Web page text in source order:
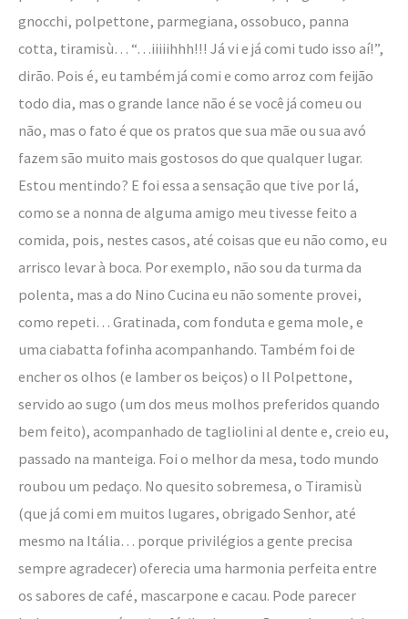
gnocchi, polpettone, parmegiana, ossobuco, panna
cotta, tiramisù… “…iiiiihhh!!! Já vi e já comi tudo isso aí!”,
dirão. Pois é, eu também já comi e como arroz com feijão
todo dia, mas o grande lance não é se você já comeu ou
não, mas o fato é que os pratos que sua mãe ou sua avó
fazem são muito mais gostosos do que qualquer lugar.
Estou mentindo? E foi essa a sensação que tive por lá,
como se a nonna de alguma amigo meu tivesse feito a
comida, pois, nestes casos, até coisas que eu não como, eu
arrisco levar à boca. Por exemplo, não sou da turma da
polenta, mas a do Nino Cucina eu não somente provei,
como repeti… Gratinada, com fonduta e gema mole, e
uma ciabatta fofinha acompanhando. Também foi de
encher os olhos (e lamber os beiços) o Il Polpettone,
servido ao sugo (um dos meus molhos preferidos quando
bem feito), acompanhado de tagliolini al dente e, creio eu,
passado na manteiga. Foi o melhor da mesa, todo mundo
roubou um pedaço. No quesito sobremesa, o Tiramisù
(que já comi em muitos lugares, obrigado Senhor, até
mesmo na Itália… porque privilégios a gente precisa
sempre agradecer) oferecia uma harmonia perfeita entre
os sabores de café, mascarpone e cacau. Pode parecer